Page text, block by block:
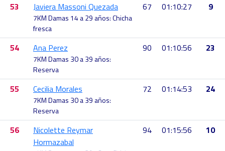
53 Javiera Massoni Quezada
7KM Damas 14 a 29 años: Chicha
fresca
67 01:10:27 9
54 Ana Perez
7KM Damas 30 a 39 años:
Reserva
90 01:10:56 23
55 Cecilia Morales
7KM Damas 30 a 39 años:
Reserva
72 01:14:53 24
56
Nicolette Reymar
Hormazabal
94 01:15:56 10